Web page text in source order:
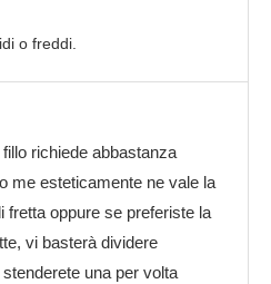
o freddi.
richiede abbastanza
me esteticamente ne vale la
fretta oppure se preferiste la
vi basterà dividere
una per volta